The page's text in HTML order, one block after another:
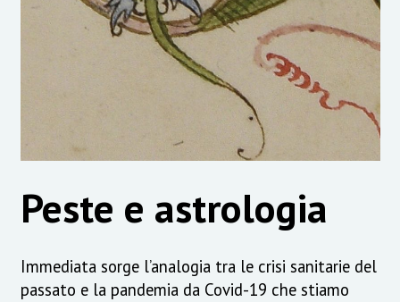
Peste e astrologia
Immediata sorge l’analogia tra le crisi sanitarie del
passato e la pandemia da Covid-19 che stiamo